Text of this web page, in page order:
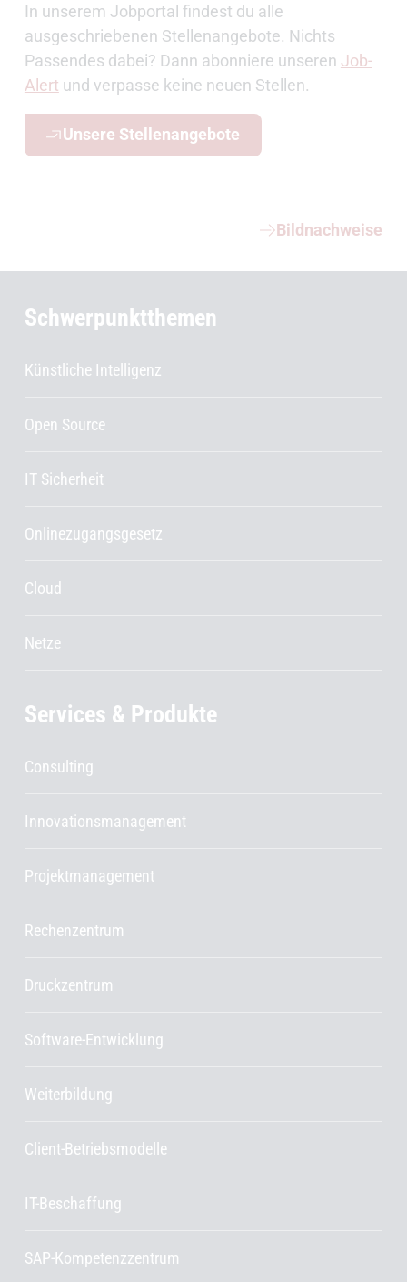
In unserem Jobportal findest du alle
ausgeschriebenen Stellenangebote. Nichts
Passendes dabei? Dann abonniere unseren Job-
Alert und verpasse keine neuen Stellen.
Unsere Stellenangebote
Bildnachweise
Schwerpunktthemen
Künstliche Intelligenz
Open Source
IT Sicherheit
Onlinezugangsgesetz
Cloud
Netze
Services & Produkte
Consulting
Innovationsmanagement
Projektmanagement
Rechenzentrum
Druckzentrum
Software-Entwicklung
Weiterbildung
Client-Betriebsmodelle
IT-Beschaffung
SAP-Kompetenzzentrum